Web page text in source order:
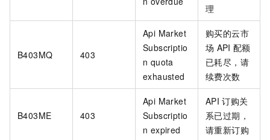
理
B403MQ 403
Api Market
Subscriptio
n quota
exhausted
购买的云市
场 API 配额
已耗尽，请
续费次数
B403ME 403
Api Market
Subscriptio
n expired
API 订购关
系已过期，
请重新订购